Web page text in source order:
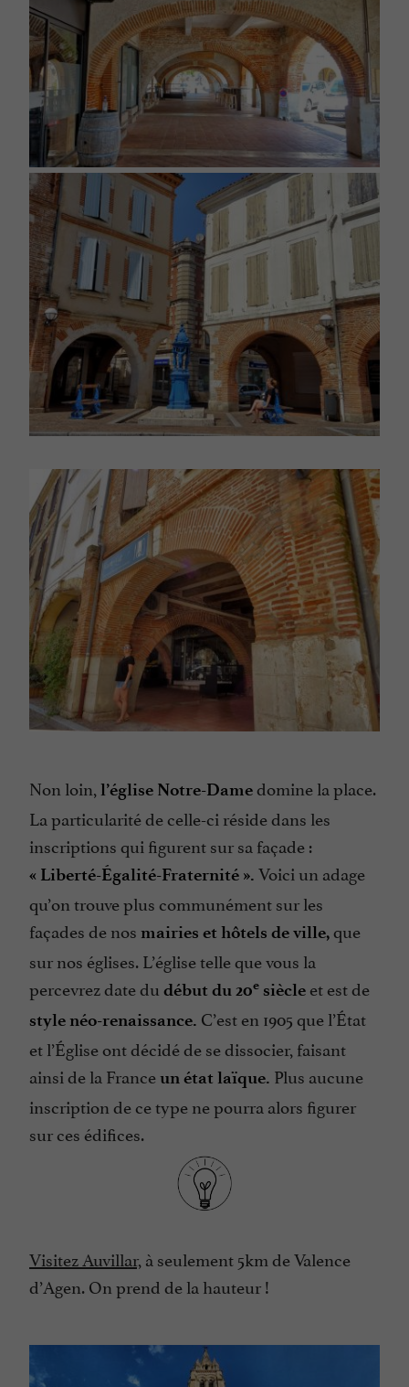
Non loin, l’église Notre-Damedomine la place.
La particularité de celle-ci réside dans les
inscriptions qui figurent sur sa façade :
« Liberté-Égalité-Fraternité ». Voici un adage
qu’on trouve plus communément sur les
façades de nos mairies et hôtels de ville,que
sur nos églises. L’église telle que vous la
percevrez date du début du 20e siècle et est de
style néo-renaissance. C’est en 1905 que l’État
et l’Église ont décidé de se dissocier, faisant
ainsi de la Franceun état laïque. Plus aucune
inscription de ce type ne pourra alors figurer
sur ces édifices.
Visitez Auvillar, à seulement 5km de Valence
d’Agen. On prend de la hauteur !